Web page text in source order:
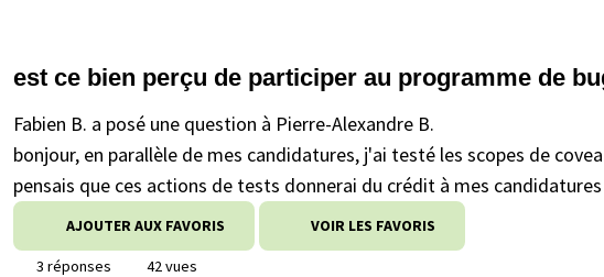
est ce bien perçu de participer au programme de
Fabien B. a posé une question à Pierre-Alexandre B.
bonjour, en parallèle de mes candidatures, j'ai testé les scopes de
pensais que ces actions de tests donnerai du crédit à mes candidatures
AJOUTER AUX FAVORIS VOIR LES FAVORIS
3 réponses
42 vues